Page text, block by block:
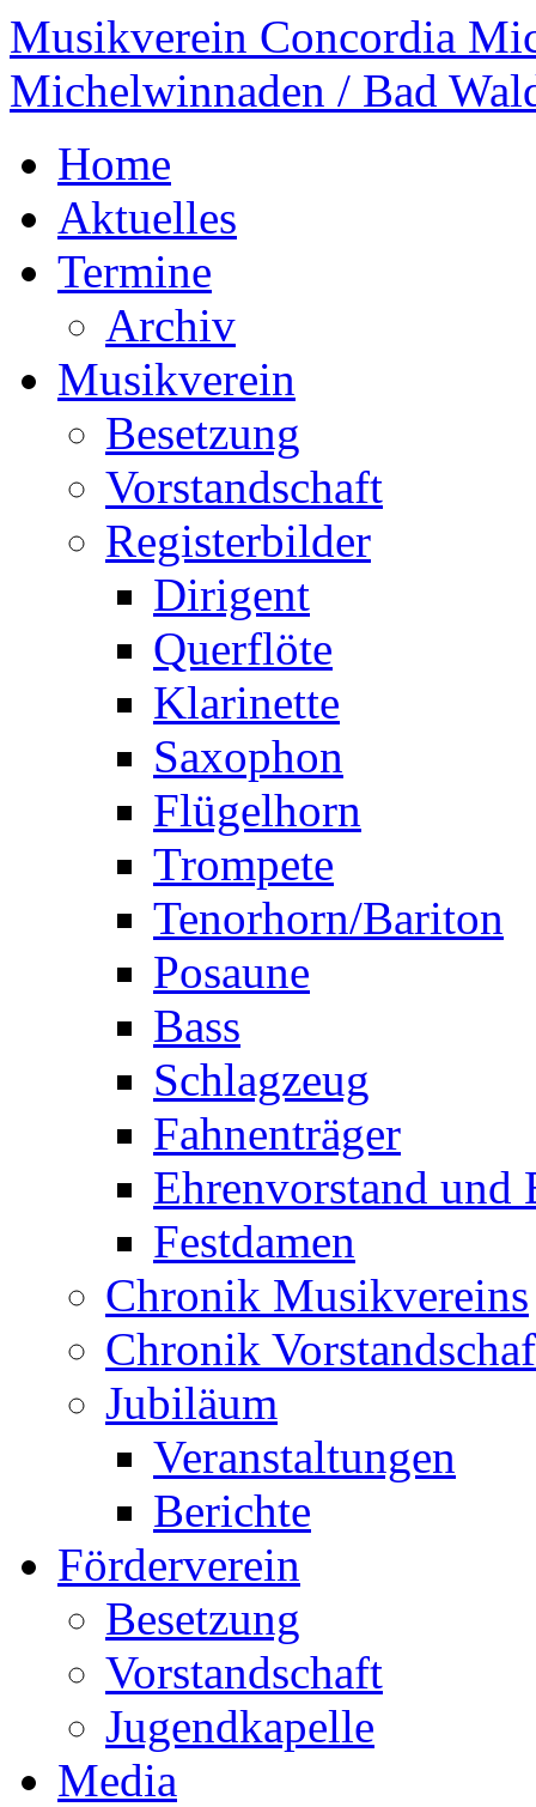
Musikverein Concordia
Michelwinnaden / Bad
Home
Aktuelles
Termine
Archiv
Musikverein
Besetzung
Vorstandschaft
Registerbilder
Dirigent
Querflöte
Klarinette
Saxophon
Flügelhorn
Trompete
Tenorhorn/Bariton
Posaune
Bass
Schlagzeug
Fahnenträger
Ehrenvorstand und
Festdamen
Chronik Musikvereins
Chronik
Jubiläum
Veranstaltungen
Berichte
Förderverein
Besetzung
Vorstandschaft
Jugendkapelle
Media